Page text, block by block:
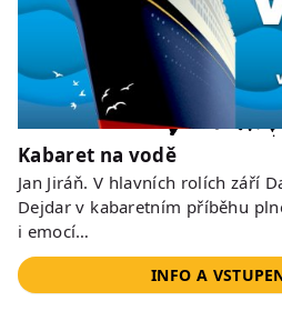
Kabaret na vodě
Jan Jiráň. V hlavních rolích září
Dejdar v kabaretním příběhu
i emocí…
INFO A